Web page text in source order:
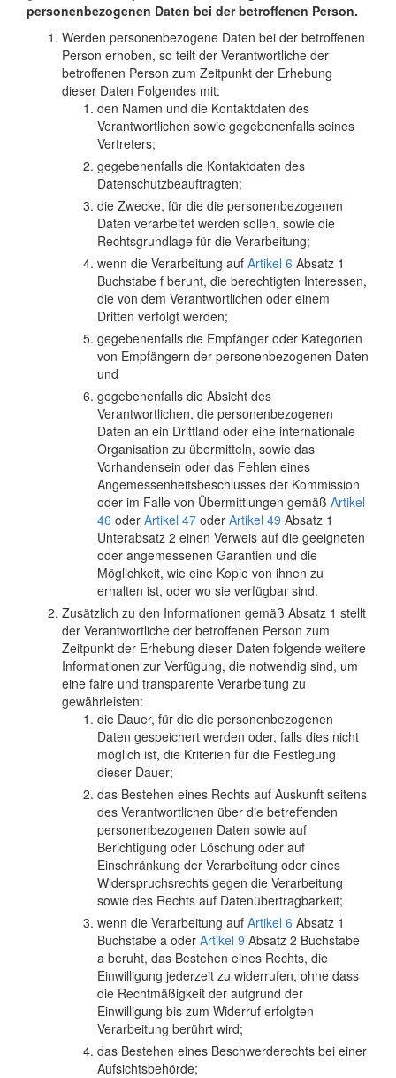
personenbezogenen Daten bei der betroffenen Person.
Werden personenbezogene Daten bei der betroffenen
Person erhoben, so teilt der Verantwortliche der
betroffenen Person zum Zeitpunkt der Erhebung
dieser Daten Folgendes mit:
den Namen und die Kontaktdaten des
Verantwortlichen sowie gegebenenfalls seines
Vertreters;
gegebenenfalls die Kontaktdaten des
Datenschutzbeauftragten;
die Zwecke, für die die personenbezogenen
Daten verarbeitet werden sollen, sowie die
Rechtsgrundlage für die Verarbeitung;
wenn die Verarbeitung auf Artikel 6 Absatz 1
Buchstabe f beruht, die berechtigten Interessen,
die von dem Verantwortlichen oder einem
Dritten verfolgt werden;
gegebenenfalls die Empfänger oder Kategorien
von Empfängern der personenbezogenen Daten
und
gegebenenfalls die Absicht des
Verantwortlichen, die personenbezogenen
Daten an ein Drittland oder eine internationale
Organisation zu übermitteln, sowie das
Vorhandensein oder das Fehlen eines
Angemessenheitsbeschlusses der Kommission
oder im Falle von Übermittlungen gemäß Artikel
46 oder Artikel 47 oder Artikel 49 Absatz 1
Unterabsatz 2 einen Verweis auf die geeigneten
oder angemessenen Garantien und die
Möglichkeit, wie eine Kopie von ihnen zu
erhalten ist, oder wo sie verfügbar sind.
Zusätzlich zu den Informationen gemäß Absatz 1 stellt
der Verantwortliche der betroffenen Person zum
Zeitpunkt der Erhebung dieser Daten folgende weitere
Informationen zur Verfügung, die notwendig sind, um
eine faire und transparente Verarbeitung zu
gewährleisten:
die Dauer, für die die personenbezogenen
Daten gespeichert werden oder, falls dies nicht
möglich ist, die Kriterien für die Festlegung
dieser Dauer;
das Bestehen eines Rechts auf Auskunft seitens
des Verantwortlichen über die betreffenden
personenbezogenen Daten sowie auf
Berichtigung oder Löschung oder auf
Einschränkung der Verarbeitung oder eines
Widerspruchsrechts gegen die Verarbeitung
sowie des Rechts auf Datenübertragbarkeit;
wenn die Verarbeitung auf Artikel 6 Absatz 1
Buchstabe a oder Artikel 9 Absatz 2 Buchstabe
a beruht, das Bestehen eines Rechts, die
Einwilligung jederzeit zu widerrufen, ohne dass
die Rechtmäßigkeit der aufgrund der
Einwilligung bis zum Widerruf erfolgten
Verarbeitung berührt wird;
das Bestehen eines Beschwerderechts bei einer
Aufsichtsbehörde;